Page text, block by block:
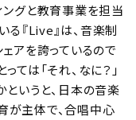
ングと教育事業を担当
る『Live』は、音楽制
アを誇っているので
ては「それ、なに？」
というと、日本の音楽
主体で、合唱中心